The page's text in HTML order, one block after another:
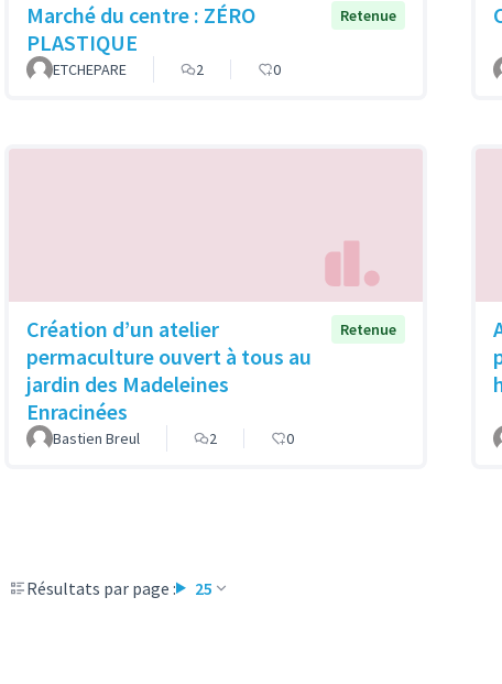
Marché du centre : ZÉRO
PLASTIQUE
Retenue
ETCHEPARE 2 0
Création d’un atelier
permaculture ouvert à tous au
jardin des Madeleines
Enracinées
Retenue
Bastien Breul 2 0
Résultats par page : 25